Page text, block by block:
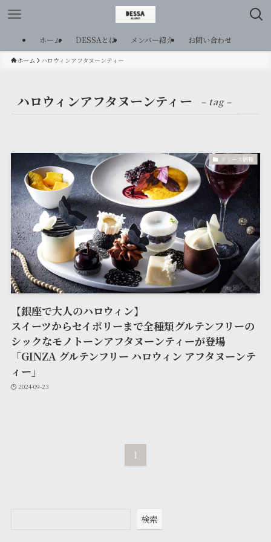
ホーム DESSAとは メンバー紹介 お問い合わせ
ホーム ハロウィンアフタヌーンティー
ハロウィンアフタヌーンティー – tag –
リリース情報
【銀座で大人のハロウィン】
スイーツからセイボリーまで全種類グルテンフリーの
シックなモノトーンアフタヌーンティーが登場
「GINZA グルテンフリー ハロウィン アフタヌーンテ
ィー」
2024-09-23
1
検索